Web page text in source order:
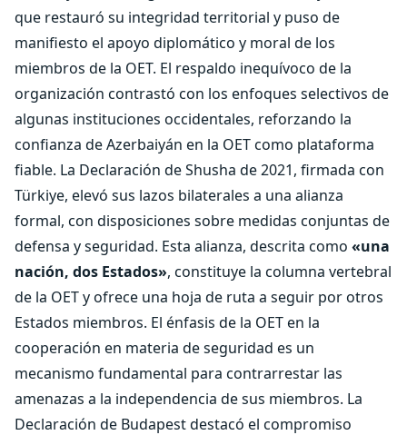
que restauró su integridad territorial y puso de
manifiesto el apoyo diplomático y moral de los
miembros de la OET. El respaldo inequívoco de la
organización contrastó con los enfoques selectivos de
algunas instituciones occidentales, reforzando la
confianza de Azerbaiyán en la OET como plataforma
fiable. La Declaración de Shusha de 2021, firmada con
Türkiye, elevó sus lazos bilaterales a una alianza
formal, con disposiciones sobre medidas conjuntas de
defensa y seguridad. Esta alianza, descrita como «una
nación, dos Estados», constituye la columna vertebral
de la OET y ofrece una hoja de ruta a seguir por otros
Estados miembros. El énfasis de la OET en la
cooperación en materia de seguridad es un
mecanismo fundamental para contrarrestar las
amenazas a la independencia de sus miembros. La
Declaración de Budapest destacó el compromiso